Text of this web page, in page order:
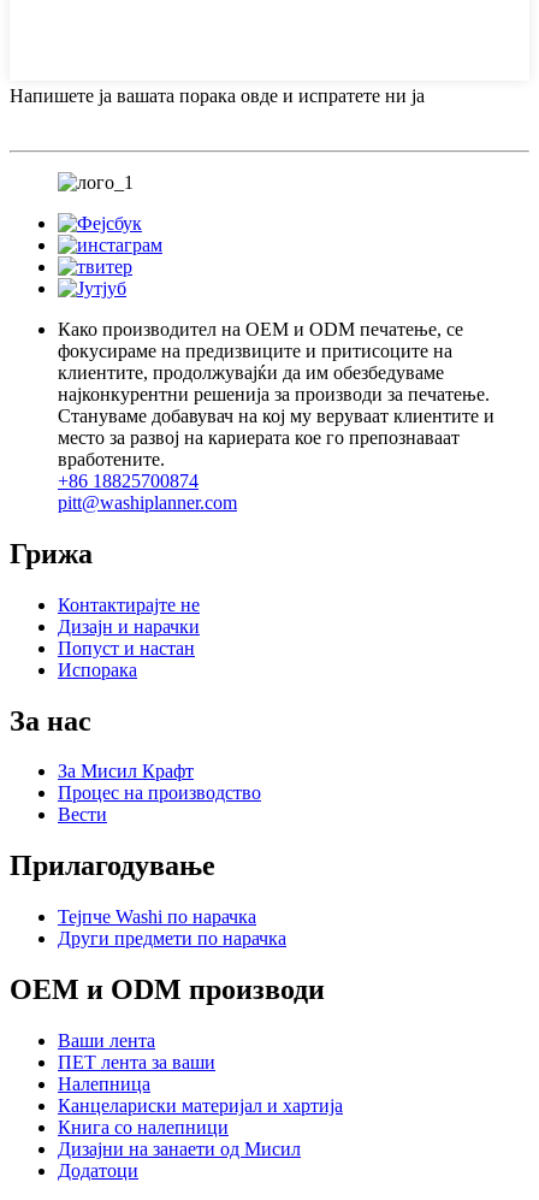
Напишете ја вашата порака овде и испратете ни ја
Како производител на OEM и ODM печатење, се
фокусираме на предизвиците и притисоците на
клиентите, продолжувајќи да им обезбедуваме
најконкурентни решенија за производи за печатење.
Стануваме добавувач на кој му веруваат клиентите и
место за развој на кариерата кое го препознаваат
вработените.
+86 18825700874
pitt@washiplanner.com
Грижа
Контактирајте не
Дизајн и нарачки
Попуст и настан
Испорака
За нас
За Мисил Крафт
Процес на производство
Вести
Прилагодување
Тејпче Washi по нарачка
Други предмети по нарачка
OEM и ODM производи
Ваши лента
ПЕТ лента за ваши
Налепница
Канцелариски материјал и хартија
Книга со налепници
Дизајни на занаети од Мисил
Додатоци